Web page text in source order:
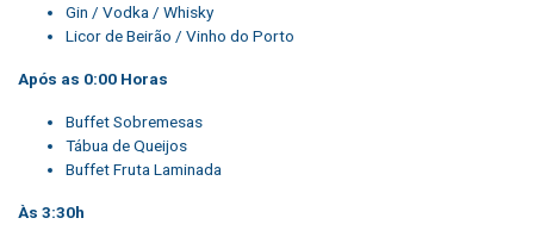
Gin / Vodka / Whisky
Licor de Beirão / Vinho do Porto
Após as 0:00 Horas
Buffet Sobremesas
Tábua de Queijos
Buffet Fruta Laminada
Às 3:30h